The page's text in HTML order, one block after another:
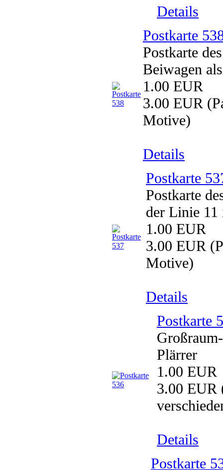
Details
Postkarte
Postkarte
Beiwagen
1.00 EUR
3.00 EUR
Motive)
Details
Postkarte
Postkarte
der Linie 11
1.00 EUR
3.00 EUR
Motive)
Details
Postkarte
Plärrer
1.00 EUR
3.00 EUR
Details
Postkarte